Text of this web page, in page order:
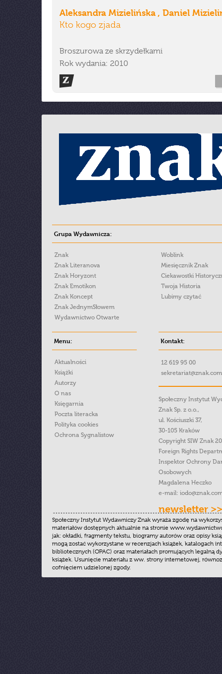
Aleksandra Mizielińska , Daniel
Kto kogo zjada
Broszurowa ze skrzydełkami
Rok wydania: 2010
Grupa Wydawnicza:
Znak
Znak Literanova
Znak Horyzont
Znak Emotikon
Znak Koncept
Znak JednymSłowem
Wydawnictwo Otwarte
Woblink
Miesięcznik Znak
Ciekawostki
Twoja Historia
Lubimy czytać
Menu:
Aktualności
Książki
Autorzy
O nas
Księgarnia
Poczta literacka
Polityka cookies
Ochrona Sygnalistow
Kontakt:
12 619 95 00
Społeczny Instytut
Znak Sp. z o.o.,
ul. Kościuszki 37,
30-105 Kraków
Copyright SIW Znak
Foreign Rights
Inspektor Ochrony
Osobowych
Magdalena Heczko
e-mail:
newsletter >>
Społeczny Instytut Wydawniczy Znak wyraża zgodę na
materiałów dostępnych aktualnie na stronie
jak: okładki, fragmenty tekstu, biogramy autorów oraz opisy
mogą zostać wykorzystane w recenzjach książek, katalogach
bibliotecznych (OPAC) oraz materiałach promujących legalną
książek. Usunięcie materiału z ww. strony internetowej,
cofnięciem udzielonej zgody.